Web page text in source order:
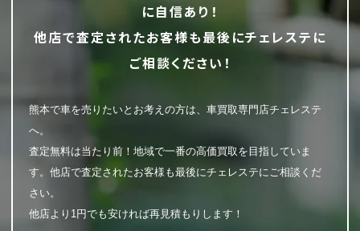
に自信あり！
他店で査定されたお客様も最後にチェレステに
ご相談ください！
熊本で車を売りたいとお考えの方は、車買取専門店チェレステ
へ。
査定無料は当たり前！地域で一番の高価買取を目指していま
す。他店で査定されたお客様も最後にチェレステにご相談くだ
さい。
他店より1円でも安ければ再見積もりします！